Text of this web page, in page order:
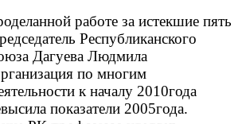
работе за истекшие пять
Республиканского
Дагуева Людмила
по многим
к началу 2010года
показатели 2005года.